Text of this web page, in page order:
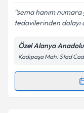
E-posta
Kişisel
Metni'ni
sema hanım
tedavilerinden
Özel Alanya
Kadıpaşa Mah. Stad
Randevu